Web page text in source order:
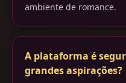
ambiente de romance.
A plataforma é
grandes aspirações?